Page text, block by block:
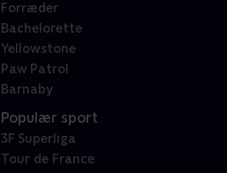
Forræder
Bachelorette
Yellowstone
Paw Patrol
Barnaby
Populær sport
3F Superliga
Tour de France